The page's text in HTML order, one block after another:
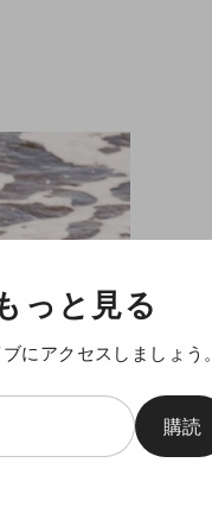
っと見る
にアクセスしましょう。
購読